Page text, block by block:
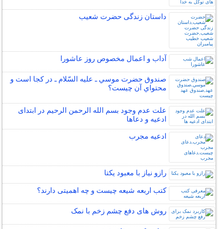
داستان زندگی حضرت شعیب
آداب و اعمال مخصوص روز عاشورا
صندوق حضرت موسي ـ عليه السّلام ـ در كجا است و
محتواي آن چيست؟
علت عدم وجود بسم الله الرحمن الرحیم در ابتدای
ادعیه و دعاها
ادعیه مجرب
رازو نیاز با معبود یکتا
کتب اربعه شیعه چیست و چه اهمیتی دارند؟
روش های دفع چشم زخم با نمک